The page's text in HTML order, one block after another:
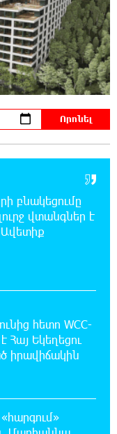
ամբողջ շաբաթ
Հորմուզի
մարզական
է
բնակեցումը
վտանգներ է
հետո WCC-
Հայ Եկեղեցու
իրավիճակին